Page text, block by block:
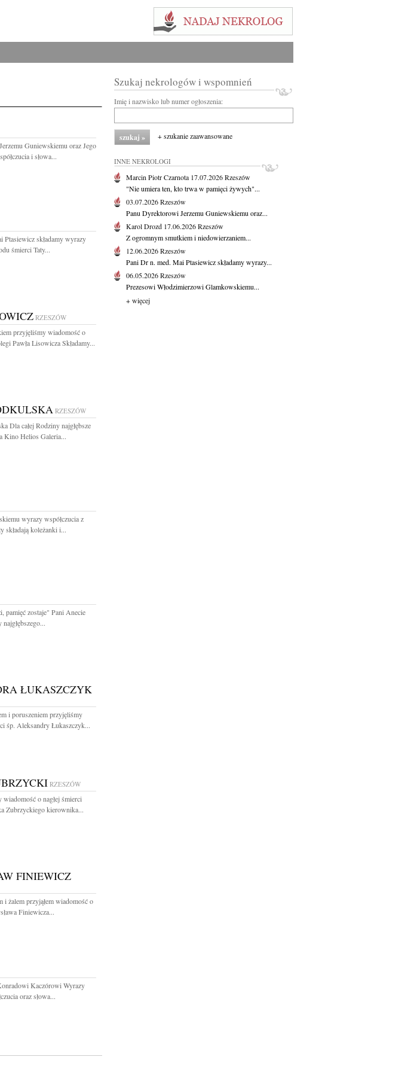
Guniewskiemu oraz Jego
i słowa...
Ptasiewicz składamy wyrazy
śmierci Taty...
RZESZÓW
przyjęliśmy wiadomość o
Pawła Lisowicza Składamy...
RZESZÓW
Dla całej Rodziny najgłębsze
Kino Helios Galeria...
wyrazy współczucia z
składają koleżanki i...
pamięć zostaje" Pani Anecie
ŁUKASZCZYK
i poruszeniem przyjęliśmy
śp. Aleksandry Łukaszczyk...
RZESZÓW
o nagłej śmierci
Zubrzyckiego kierownika...
FINIEWICZ
żalem przyjąłem wiadomość o
Finiewicza...
Kaczórowi Wyrazy
oraz słowa...
Szukaj nekrologów i wspomnień
Imię i nazwisko lub numer ogłoszenia:
+ szukanie zaawansowane
INNE NEKROLOGI
Marcin Piotr Czarnota 17.07.2026Rzeszów
"Nie umiera ten, kto trwa w pamięci żywych"...
03.07.2026Rzeszów
Panu Dyrektorowi Jerzemu Guniewskiemu oraz...
Karol Drozd 17.06.2026Rzeszów
Z ogromnym smutkiem i niedowierzaniem...
12.06.2026Rzeszów
Pani Dr n. med. Mai Ptasiewicz składamy wyrazy...
06.05.2026Rzeszów
Prezesowi Włodzimierzowi Glamkowskiemu...
+ więcej